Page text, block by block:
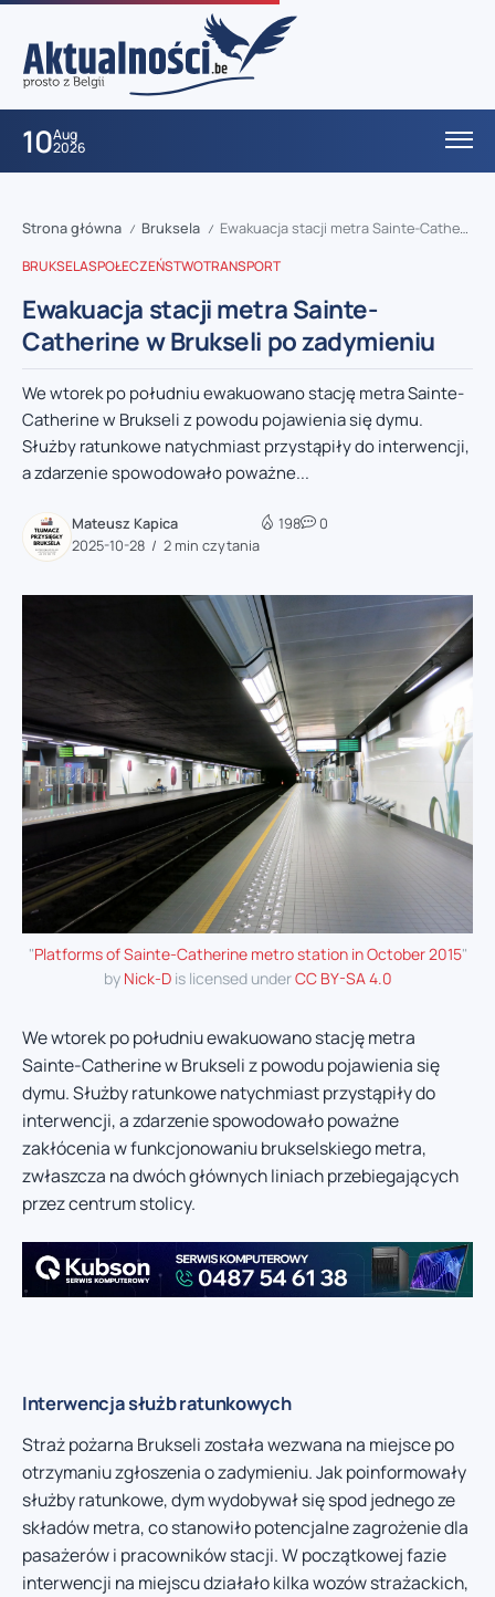
10Aug
2026
Strona główna / Bruksela / Ewakuacja stacji metra Sainte-Catherine w Brukseli po zadymieniu
BRUKSELASPOŁECZEŃSTWOTRANSPORT
Ewakuacja stacji metra Sainte-
Catherine w Brukseli po zadymieniu
We wtorek po południu ewakuowano stację metra Sainte-
Catherine w Brukseli z powodu pojawienia się dymu.
Służby ratunkowe natychmiast przystąpiły do interwencji,
a zdarzenie spowodowało poważne...
Mateusz Kapica
2025-10-28
2 min czytania
198 0
"Platforms of Sainte-Catherine metro station in October 2015"
by Nick-Dis licensed underCC BY-SA 4.0
We wtorek po południu ewakuowano stację metra
Sainte-Catherine w Brukseli z powodu pojawienia się
dymu. Służby ratunkowe natychmiast przystąpiły do
interwencji, a zdarzenie spowodowało poważne
zakłócenia w funkcjonowaniu brukselskiego metra,
zwłaszcza na dwóch głównych liniach przebiegających
przez centrum stolicy.
Interwencja służb ratunkowych
Straż pożarna Brukseli została wezwana na miejsce po
otrzymaniu zgłoszenia o zadymieniu. Jak poinformowały
służby ratunkowe, dym wydobywał się spod jednego ze
składów metra, co stanowiło potencjalne zagrożenie dla
pasażerów i pracowników stacji. W początkowej fazie
interwencji na miejscu działało kilka wozów strażackich,